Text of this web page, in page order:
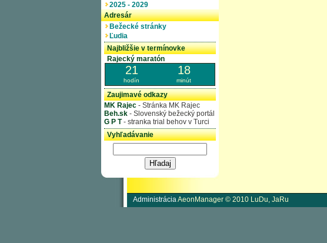
2025 - 2029
Adresár
Bežecké stránky
Ľudia
Najbližšie v termínovke
Rajecký maratón
21
hodín
18
minút
Zaujimavé odkazy
MK Rajec - Stránka MK Rajec
Beh.sk - Slovenský bežecký portál
G P T- stranka trial behov v Turci
Vyhľadávanie
AdministráciaAeonManager © 2010 LuDu, JaRu